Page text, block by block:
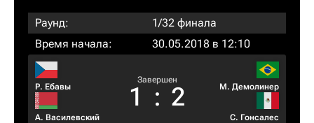
Раунд:
1/32 финала
Время начала:
30.05.2018 в 12:10
Р. Ебавы
А. Василевский
Завершен
1 : 2 М. Демолинер
С. Гонсалес